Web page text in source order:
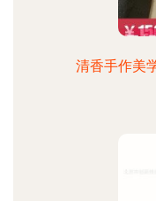
清香手作美